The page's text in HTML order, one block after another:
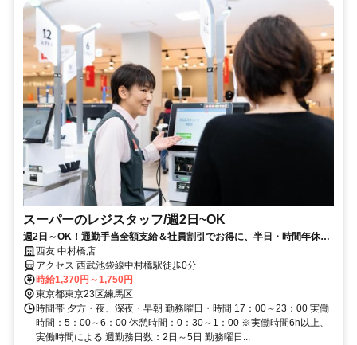
スーパーのレジスタッフ/週2日~OK
週2日～OK！通勤手当全額支給＆社員割引でお得に、半日・時間年休で
ムリなく続けられる仕事
西友 中村橋店
アクセス 西武池袋線中村橋駅徒歩0分
時給1,370円～1,750円
東京都東京23区練馬区
時間帯 夕方・夜、深夜・早朝 勤務曜日・時間 17：00～23：00 実働
時間：5：00～6：00 休憩時間：0：30～1：00 ※実働時間6h以上、
実働時間による 週勤務日数：2日～5日 勤務曜日...